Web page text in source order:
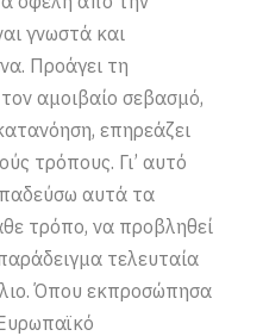
γνωστά και
Προάγει τη
αμοιβαίο σεβασμό,
επηρεάζει
τρόπους. Γι’ αυτό
αυτά τα
τρόπο, να προβληθεί
τελευταία
Όπου εκπροσώπησα